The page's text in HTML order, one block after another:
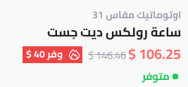
اوتوماتيك مقاس 31
ساعة رولكس ديت جست
106.25 $
146.46 $ وفر40 $
متوفر